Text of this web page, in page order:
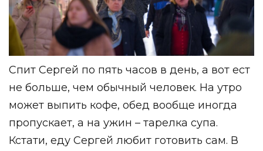
Спит Сергей по пять часов в день, а вот ест
не больше, чем обычный человек. На утро
может выпить кофе, обед вообще иногда
пропускает, а на ужин – тарелка супа.
Кстати, еду Сергей любит готовить сам. В